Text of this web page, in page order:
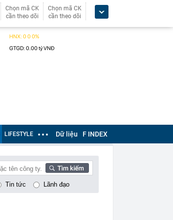
Chọn mã CK
cần theo dõi
Chọn mã CK
cần theo dõi
LIFESTYLE Dữ liệu F INDEX
Tin tức Lãnh đạo